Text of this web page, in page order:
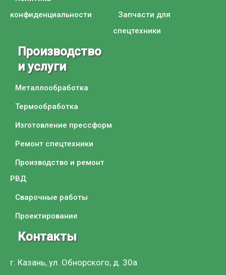
конфиденциальности
Запчасти для
спецтехники
Производство
и услуги
Металлообработка
Термообработка
Изготовление прессформ
Ремонт спецтехники
Производство и ремонт
РВД
Сварочные работы
Проектирование
Контакты
г. Казань, ул. Обнорского, д. 30а